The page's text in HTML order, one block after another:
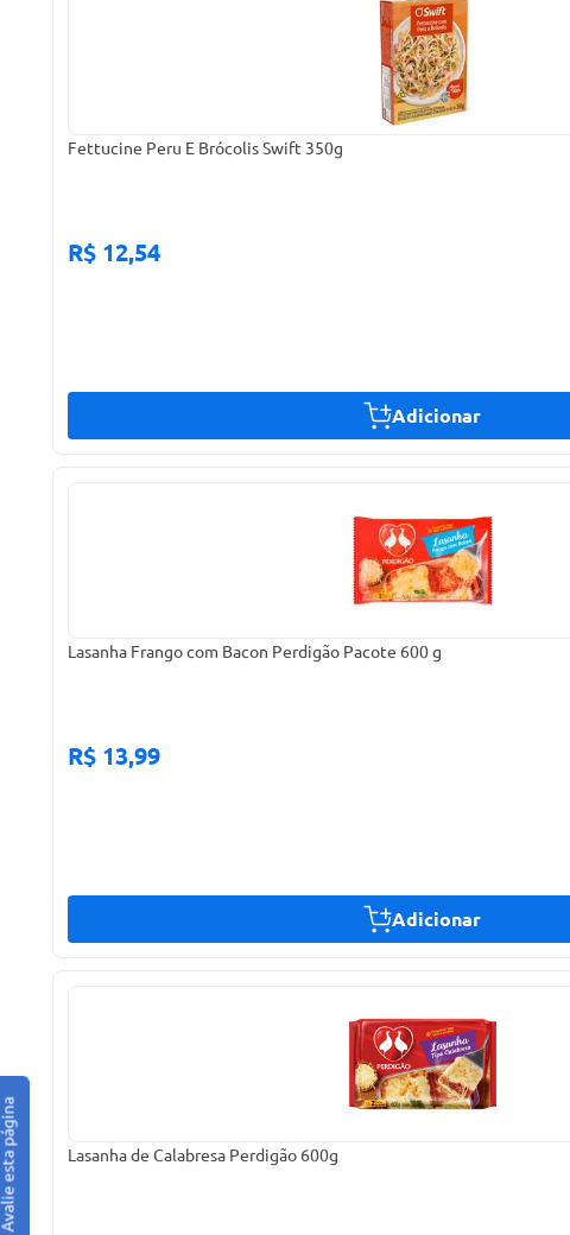
Fettucine Peru E Brócolis Swift 350g
R$ 12,54
Adicionar
Lasanha Frango com Bacon Perdigão Pacote 600 g
R$ 13,99
Adicionar
Lasanha de Calabresa Perdigão 600g